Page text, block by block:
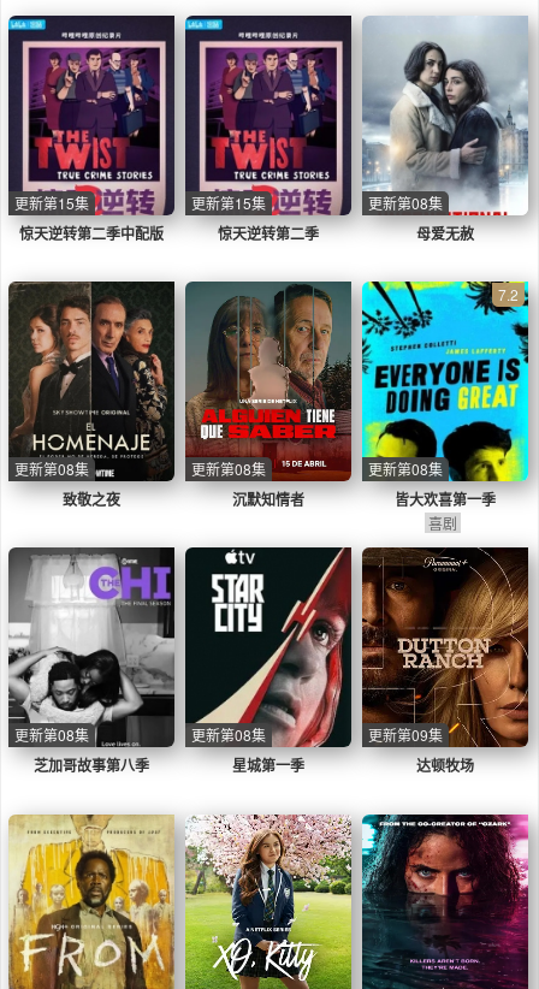
惊天逆转第二季中配版
更新第15集
惊天逆转第二季
更新第15集
母爱无赦
更新第08集
致敬之夜
更新第08集
沉默知情者
更新第08集
皆大欢喜第一季
7.2
更新第08集
喜剧
芝加哥故事第八季
更新第08集
星城第一季
更新第08集
达顿牧场
更新第09集